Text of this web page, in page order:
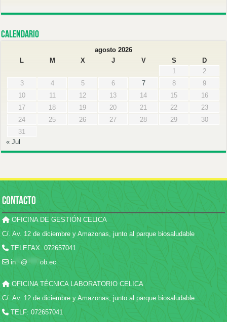
Calendario
agosto 2026
L
M X J V S
D
1
2
3
4 5 6 7 8
9
10
11 12 13 14 15
16
17
18 19 20 21 22
23
24
25 26 27 28 29
30
31
« Jul
CONTACTO
OFICINA DE GESTIÓN CELICA
C/. Av. 12 de diciembre y Amazonas, junto al parque biosaludable
TELEFAX: 072657041
in
@ *****ob.ec
OFICINA TÉCNICA LABORATORIO CELICA
C/. Av. 12 de diciembre y Amazonas, junto al parque biosaludable
TELF: 072657041